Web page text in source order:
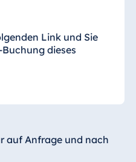
Link und Sie
dieses
auf Anfrage und nach